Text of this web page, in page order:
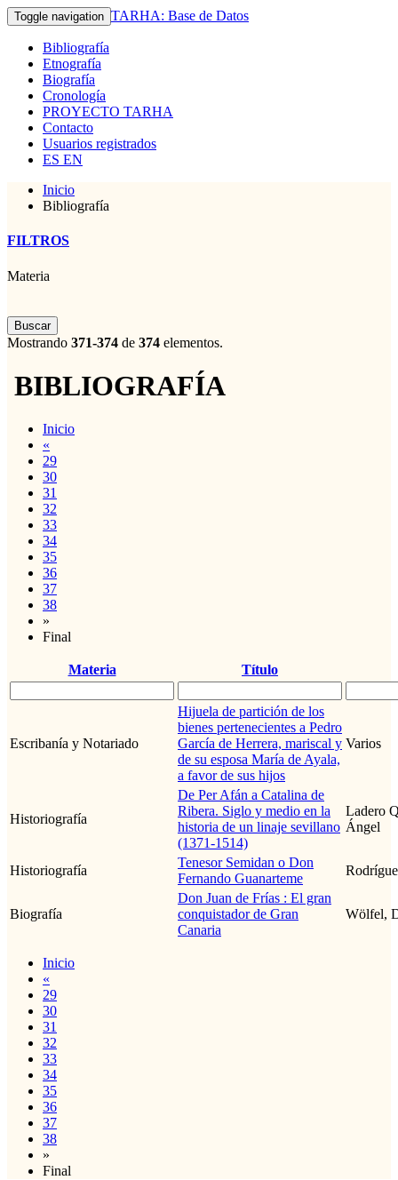
Toggle navigation TARHA: Base de Datos
Bibliografía
Etnografía
Biografía
Cronología
PROYECTO TARHA
Contacto
Usuarios registrados
ES EN
Inicio
Bibliografía
FILTROS
Materia
Buscar
Mostrando 371-374 de 374 elementos.
BIBLIOGRAFÍA
Inicio
«
29
30
31
32
33
34
35
36
37
38
»
Final
Materia Título
Escribanía y Notariado
Hijuela de partición de los
bienes pertenecientes a Pedro
García de Herrera, mariscal y
de su esposa María de Ayala,
a favor de sus hijos
Varios
Historiografía
De Per Afán a Catalina de
Ribera. Siglo y medio en la
historia de un linaje sevillano
(1371-1514)
Ladero
Ángel
Historiografía
Tenesor Semidan o Don
Fernando Guanarteme
Biografía
Don Juan de Frías : El gran
conquistador de Gran
Canaria
Wölfel,
Inicio
«
29
30
31
32
33
34
35
36
37
38
»
Final